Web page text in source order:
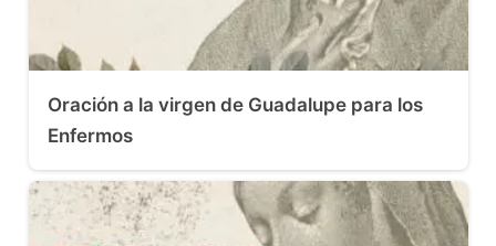
Oración a la virgen de Guadalupe para los
Enfermos